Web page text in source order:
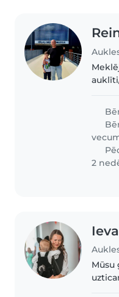
2
Ieva
Mūsu